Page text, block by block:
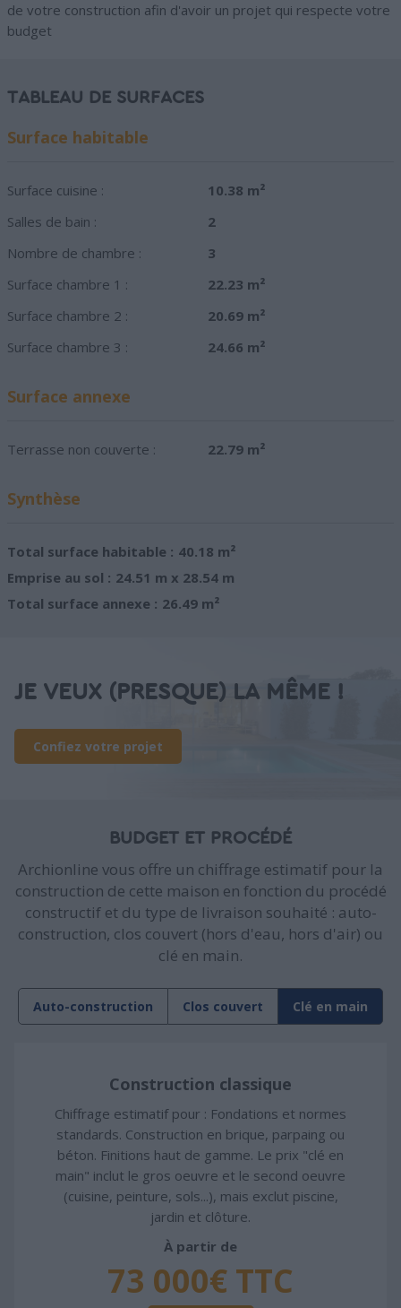
de votre construction afin d'avoir un projet qui respecte votre
budget
TABLEAU DE SURFACES
Surface habitable
Surface cuisine :
10.38 m²
Salles de bain :
2
Nombre de chambre :
3
Surface chambre 1 :
22.23 m²
Surface chambre 2 :
20.69 m²
Surface chambre 3 :
24.66 m²
Surface annexe
Terrasse non couverte : 22.79 m²
Synthèse
Total surface habitable : 40.18 m²
Emprise au sol : 24.51 m x 28.54 m
Total surface annexe : 26.49 m²
JE VEUX (PRESQUE) LA MÊME !
Confiez votre projet
BUDGET ET PROCÉDÉ
Archionline vous offre un chiffrage estimatif pour la
construction de cette maison en fonction du procédé
constructif et du type de livraison souhaité : auto-
construction, clos couvert (hors d'eau, hors d'air) ou
clé en main.
Auto-construction Clos couvert Clé en main
Construction classique
Chiffrage estimatif pour : Fondations et normes
standards. Construction en brique, parpaing ou
béton. Finitions haut de gamme. Le prix "clé en
main" inclut le gros oeuvre et le second oeuvre
(cuisine, peinture, sols...), mais exclut piscine,
jardin et clôture.
À partir de
73 000€ TTC